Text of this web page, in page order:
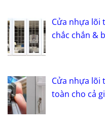
Cửa nhựa lõi
chắc chắn &
Cửa nhựa lõi
toàn cho cả